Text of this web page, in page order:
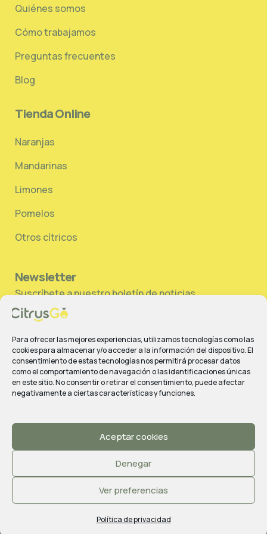
Para ofrecer las mejores experiencias, utilizamos tecnologías como las
cookies para almacenar y/o acceder a la información del dispositivo. El
consentimiento de estas tecnologías nos permitirá procesar datos
como el comportamiento de navegación o las identificaciones únicas
en este sitio. No consentir o retirar el consentimiento, puede afectar
negativamente a ciertas características y funciones.
Aceptar cookies
Denegar
Ver preferencias
Política de privacidad
Quiénes somos
Cómo trabajamos
Preguntas frecuentes
Blog
Tienda Online
Naranjas
Mandarinas
Limones
Pomelos
Otros cítricos
Newsletter
Suscríbete a nuestro boletín de noticias.
Suscribirme
© 2026 Todos los derechos reservados | Hecho con
Mr Bogart
|Aviso legal|Cookies